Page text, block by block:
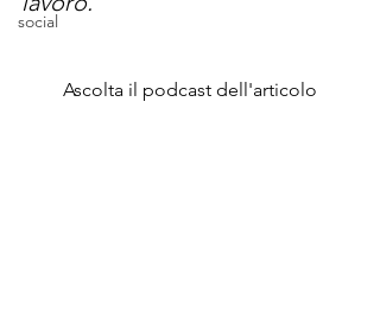
social
Ascolta il podcast dell'articolo